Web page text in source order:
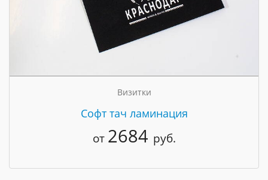
Визитки
Cофт тач ламинация
от 2684 руб.